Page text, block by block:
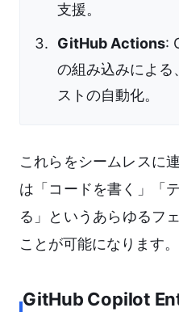
支援。
GitHub Actions:
の組み込みによる
ストの自動化。
これらをシームレスに
は「コードを書く」「
る」というあらゆるフ
ことが可能になります。
GitHub Copilot